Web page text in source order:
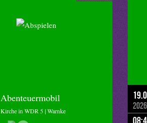
Abenteuermobil
Kirche in WDR 5 | Warnke
2026